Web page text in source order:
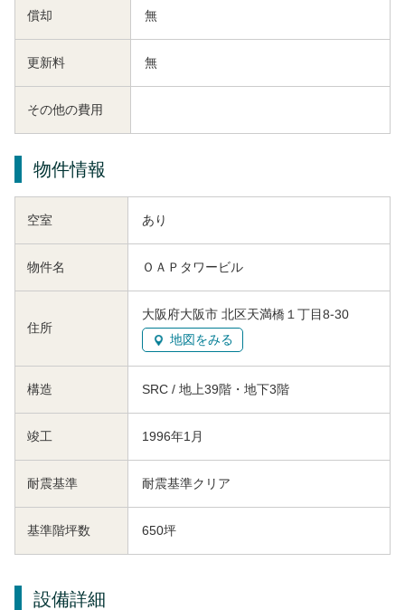
償却 無
更新料 無
その他の費用
物件情報
空室 あり
物件名 ＯＡＰタワービル
住所
大阪府大阪市 北区天満橋１丁目8-30
地図をみる
構造 SRC / 地上39階・地下3階
竣工 1996年1月
耐震基準 耐震基準クリア
基準階坪数 650坪
設備詳細